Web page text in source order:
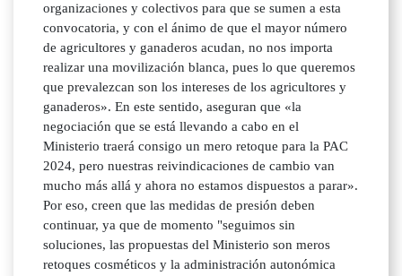
organizaciones y colectivos para que se sumen a esta
convocatoria, y con el ánimo de que el mayor número
de agricultores y ganaderos acudan, no nos importa
realizar una movilización blanca, pues lo que queremos
que prevalezcan son los intereses de los agricultores y
ganaderos». En este sentido, aseguran que «la
negociación que se está llevando a cabo en el
Ministerio traerá consigo un mero retoque para la PAC
2024, pero nuestras reivindicaciones de cambio van
mucho más allá y ahora no estamos dispuestos a parar».
Por eso, creen que las medidas de presión deben
continuar, ya que de momento "seguimos sin
soluciones, las propuestas del Ministerio son meros
retoques cosméticos y la administración autonómica